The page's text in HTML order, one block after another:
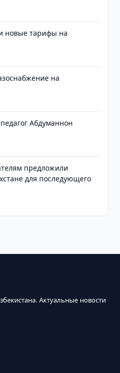
новые тарифы на
на
Абдуманнон
предложили
для последующего
Актуальные новости